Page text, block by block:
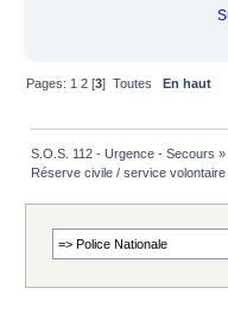
Pages: 1 2 [3]Toutes
En haut
S.O.S. 112 - Urgence - Secours »
Réserve civile / service